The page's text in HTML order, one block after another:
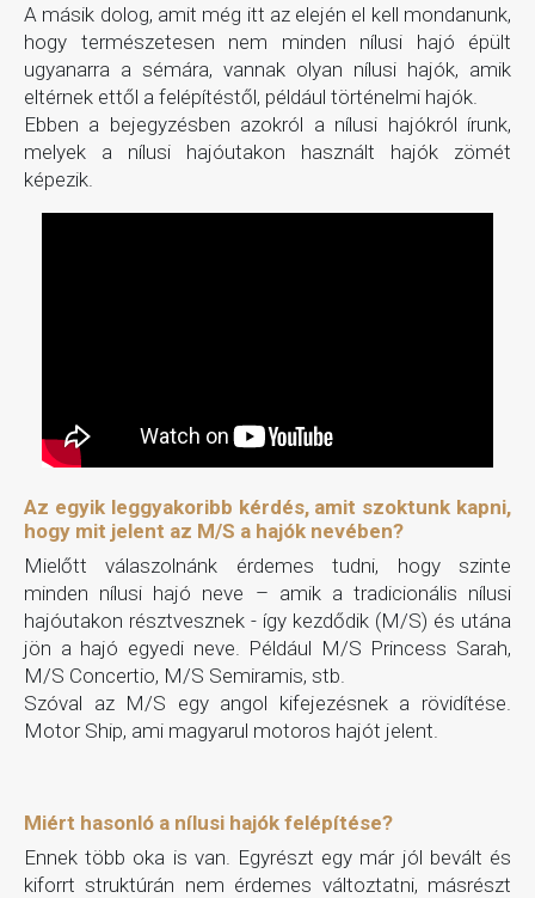
A másik dolog, amit még itt az elején el kell mondanunk,
hogy természetesen nem minden nílusi hajó épült
ugyanarra a sémára, vannak olyan nílusi hajók, amik
eltérnek ettől a felépítéstől, például történelmi hajók.
Ebben a bejegyzésben azokról a nílusi hajókról írunk,
melyek a nílusi hajóutakon használt hajók zömét
képezik.
Az egyik leggyakoribb kérdés, amit szoktunk kapni,
hogy mit jelent az M/S a hajók nevében?
Mielőtt válaszolnánk érdemes tudni, hogy szinte
minden nílusi hajó neve – amik a tradicionális nílusi
hajóutakon résztvesznek - így kezdődik (M/S) és utána
jön a hajó egyedi neve. Például M/S Princess Sarah,
M/S Concertio, M/S Semiramis, stb.
Szóval az M/S egy angol kifejezésnek a rövidítése.
Motor Ship, ami magyarul motoros hajót jelent.
Miért hasonló a nílusi hajók felépítése?
Ennek több oka is van. Egyrészt egy már jól bevált és
kiforrt struktúrán nem érdemes változtatni, másrészt